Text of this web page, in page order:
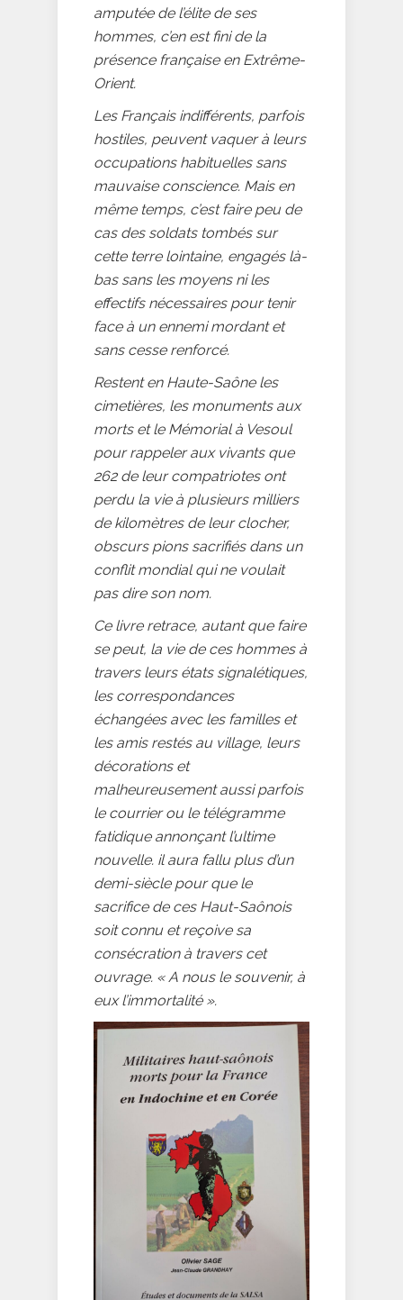
amputée de l’élite de ses
hommes, c’en est fini de la
présence française en Extrême-
Orient.
Les Français indifférents, parfois
hostiles, peuvent vaquer à leurs
occupations habituelles sans
mauvaise conscience. Mais en
même temps, c’est faire peu de
cas des soldats tombés sur
cette terre lointaine, engagés là-
bas sans les moyens ni les
effectifs nécessaires pour tenir
face à un ennemi mordant et
sans cesse renforcé.
Restent en Haute-Saône les
cimetières, les monuments aux
morts et le Mémorial à Vesoul
pour rappeler aux vivants que
262 de leur compatriotes ont
perdu la vie à plusieurs milliers
de kilomètres de leur clocher,
obscurs pions sacrifiés dans un
conflit mondial qui ne voulait
pas dire son nom.
Ce livre retrace, autant que faire
se peut, la vie de ces hommes à
travers leurs états signalétiques,
les correspondances
échangées avec les familles et
les amis restés au village, leurs
décorations et
malheureusement aussi parfois
le courrier ou le télégramme
fatidique annonçant l’ultime
nouvelle. il aura fallu plus d’un
demi-siècle pour que le
sacrifice de ces Haut-Saônois
soit connu et reçoive sa
consécration à travers cet
ouvrage. « A nous le souvenir, à
eux l’immortalité ».